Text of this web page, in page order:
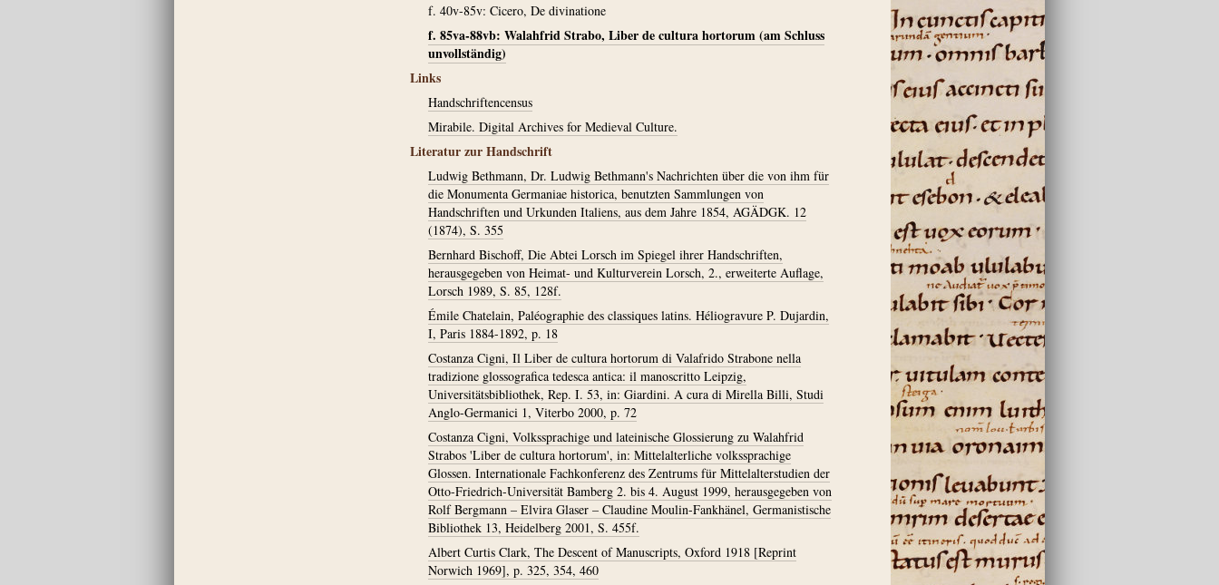
f. 40v-85v: Cicero, De divinatione
f. 85va-88vb: Walahfrid Strabo, Liber de cultura hortorum (am Schluss
unvollständig)
Links
Handschriftencensus
Mirabile. Digital Archives for Medieval Culture.
Literatur zur Handschrift
Ludwig Bethmann, Dr. Ludwig Bethmann's Nachrichten über die von ihm für
die Monumenta Germaniae historica, benutzten Sammlungen von
Handschriften und Urkunden Italiens, aus dem Jahre 1854, AGÄDGK. 12
(1874), S. 355
Bernhard Bischoff, Die Abtei Lorsch im Spiegel ihrer Handschriften,
herausgegeben von Heimat- und Kulturverein Lorsch, 2., erweiterte Auflage,
Lorsch 1989, S. 85, 128f.
Émile Chatelain, Paléographie des classiques latins. Héliogravure P. Dujardin,
I, Paris 1884-1892, p. 18
Costanza Cigni, Il Liber de cultura hortorum di Valafrido Strabone nella
tradizione glossografica tedesca antica: il manoscritto Leipzig,
Universitätsbibliothek, Rep. I. 53, in: Giardini. A cura di Mirella Billi, Studi
Anglo-Germanici 1, Viterbo 2000, p. 72
Costanza Cigni, Volkssprachige und lateinische Glossierung zu Walahfrid
Strabos 'Liber de cultura hortorum', in: Mittelalterliche volkssprachige
Glossen. Internationale Fachkonferenz des Zentrums für Mittelalterstudien der
Otto-Friedrich-Universität Bamberg 2. bis 4. August 1999, herausgegeben von
Rolf Bergmann – Elvira Glaser – Claudine Moulin-Fankhänel, Germanistische
Bibliothek 13, Heidelberg 2001, S. 455f.
Albert Curtis Clark, The Descent of Manuscripts, Oxford 1918 [Reprint
Norwich 1969], p. 325, 354, 460